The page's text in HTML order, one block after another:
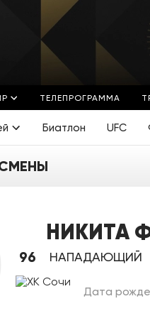
ТЕЛЕПРОГРАММА
Биатлон UFC
НИКИТА
96 НАПАДАЮЩИЙ
Дата